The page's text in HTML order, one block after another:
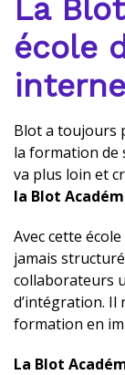
La
école
interne
Blot a toujours
la formation de
va plus loin et
la Blot
Avec cette
jamais
collaborateurs
d’intégration. Il
formation en
La Blot